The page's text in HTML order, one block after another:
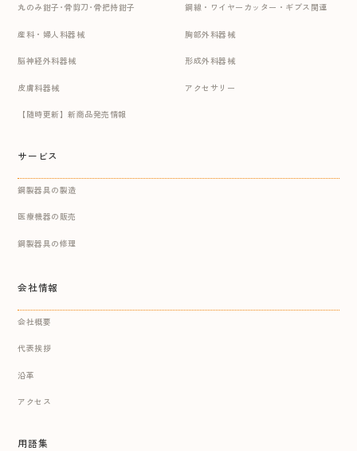
丸のみ鉗子･骨剪刀･骨把持鉗子 鋼線・ワイヤーカッター・ギプス関連
産科・婦人科器械 胸部外科器械
脳神経外科器械 形成外科器械
皮膚科器械 アクセサリー
【随時更新】新商品発売情報
サービス
鋼製器具の製造
医療機器の販売
鋼製器具の修理
会社情報
会社概要
代表挨拶
沿革
アクセス
用語集